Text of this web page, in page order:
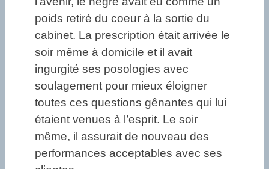
poids retiré du coeur à la sortie du
cabinet. La prescription était arrivée le
soir même à domicile et il avait
ingurgité ses posologies avec
soulagement pour mieux éloigner
toutes ces questions gênantes qui lui
étaient venues à l’esprit. Le soir
même, il assurait de nouveau des
performances acceptables avec ses